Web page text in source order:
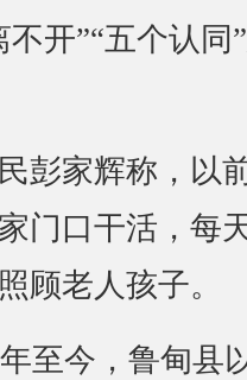
开”“五个认同
家辉称，以
门口干活，每
顾老人孩子。
今，鲁甸县